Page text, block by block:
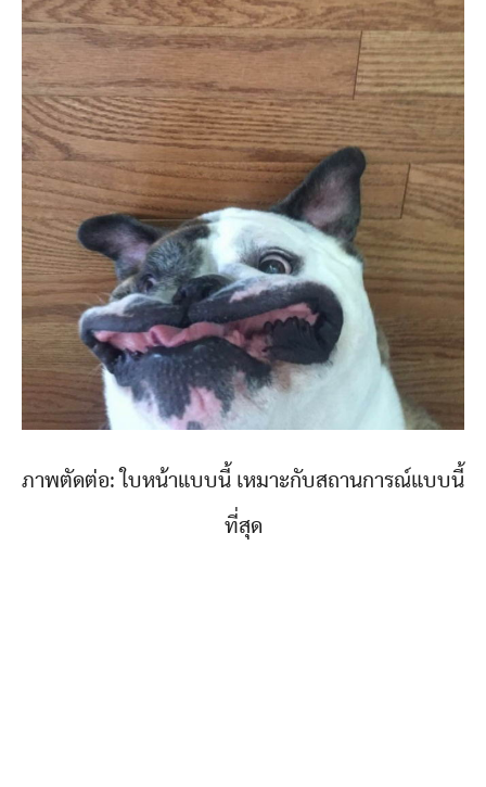
ภาพตัดต่อ: ใบหน้าแบบนี้ เหมาะกับสถานการณ์แบบนี้
ที่สุด